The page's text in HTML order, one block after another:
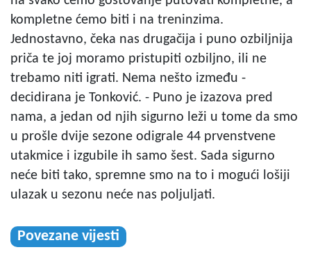
kompletne ćemo biti i na treninzima.
Jednostavno, čeka nas drugačija i puno ozbiljnija
priča te joj moramo pristupiti ozbiljno, ili ne
trebamo niti igrati. Nema nešto između -
decidirana je Tonković. - Puno je izazova pred
nama, a jedan od njih sigurno leži u tome da smo
u prošle dvije sezone odigrale 44 prvenstvene
utakmice i izgubile ih samo šest. Sada sigurno
neće biti tako, spremne smo na to i mogući lošiji
ulazak u sezonu neće nas poljuljati.
Povezane vijesti